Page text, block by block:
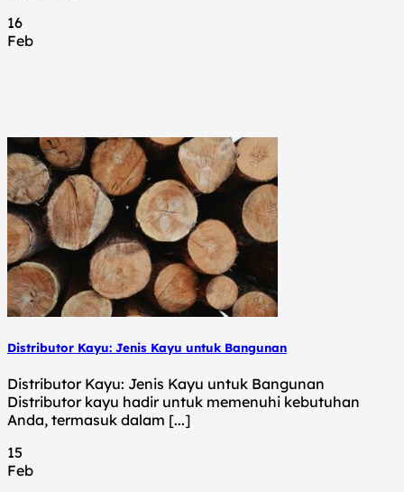
16
Feb
Distributor Kayu: Jenis Kayu untuk Bangunan
Distributor Kayu: Jenis Kayu untuk Bangunan
Distributor kayu hadir untuk memenuhi kebutuhan
Anda, termasuk dalam [...]
15
Feb